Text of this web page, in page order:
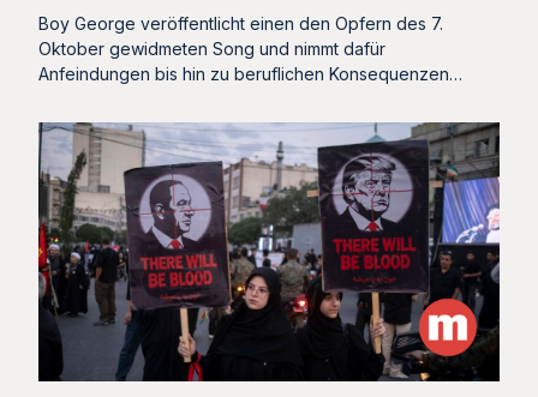
Boy George veröffentlicht einen den Opfern des 7.
Oktober gewidmeten Song und nimmt dafür
Anfeindungen bis hin zu beruflichen Konsequenzen…